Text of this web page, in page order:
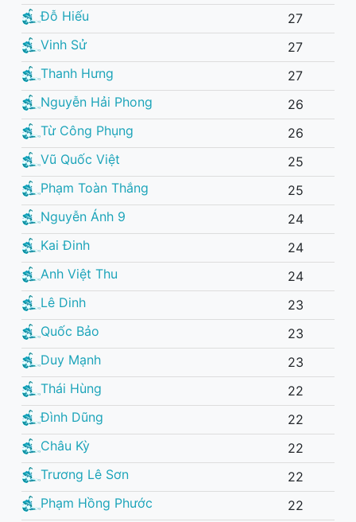
Đỗ Hiếu
27
Vinh Sử
27
Thanh Hưng
27
Nguyễn Hải Phong
26
Từ Công Phụng
26
Vũ Quốc Việt
25
Phạm Toàn Thắng
25
Nguyễn Ánh 9
24
Kai Đinh
24
Anh Việt Thu
24
Lê Dinh
23
Quốc Bảo
23
Duy Mạnh
23
Thái Hùng
22
Đình Dũng
22
Châu Kỳ
22
Trương Lê Sơn
22
Phạm Hồng Phước
22